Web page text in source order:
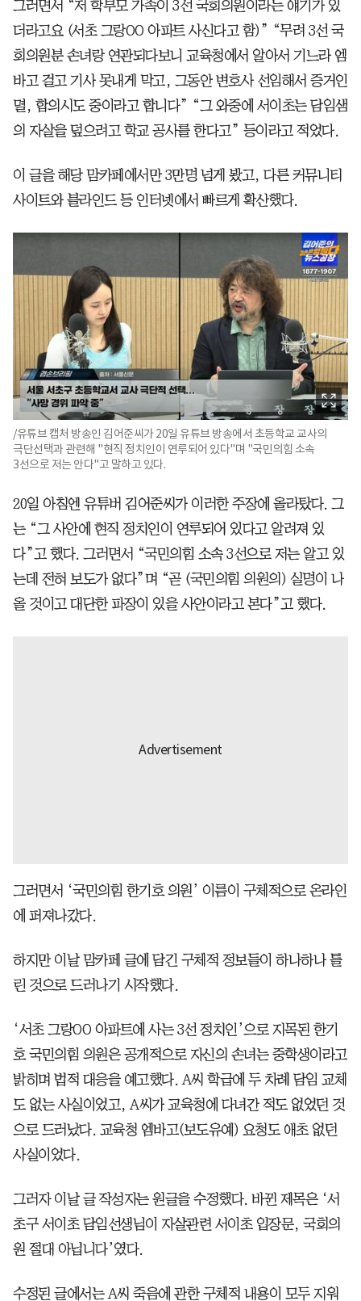
그러면서 “저 학부모 가족이 3선 국회의원이라는 얘기가 있
더라고요 (서초 그랑OO 아파트 사신다고 함)” “무려 3선 국
회의원분 손녀랑 연관되다보니 교육청에서 알아서 기느라 엠
바고 걸고 기사 못내게 막고, 그동안 변호사 선임해서 증거인
멸, 합의시도 중이라고 합니다” “그 와중에 서이초는 담임샘
의 자살을 덮으려고 학교 공사를 한다고” 등이라고 적었다.
이 글을 해당 맘카페에서만 3만명 넘게 봤고, 다른 커뮤니티
사이트와 블라인드 등 인터넷에서 빠르게 확산했다.
/유튜브 캡처 방송인 김어준씨가 20일 유튜브 방송에서 초등학교 교사의
극단선택과 관련해 "현직 정치인이 연루되어 있다"며 "국민의힘 소속
3선으로 저는 안다"고 말하고 있다.
20일 아침엔 유튜버 김어준씨가 이러한 주장에 올라탔다. 그
는 “그 사안에 현직 정치인이 연루되어 있다고 알려져 있
다”고 했다. 그러면서 “국민의힘 소속 3선으로 저는 알고 있
는데 전혀 보도가 없다”며 “곧 (국민의힘 의원의) 실명이 나
올 것이고 대단한 파장이 있을 사안이라고 본다”고 했다.
그러면서 ‘국민의힘 한기호 의원’ 이름이 구체적으로 온라인
에 퍼져나갔다.
하지만 이날 맘카페 글에 담긴 구체적 정보들이 하나하나 틀
린 것으로 드러나기 시작했다.
‘서초 그랑OO 아파트에 사는 3선 정치인’으로 지목된 한기
호 국민의힘 의원은 공개적으로 자신의 손녀는 중학생이라고
밝히며 법적 대응을 예고했다. A씨 학급에 두 차례 담임 교체
도 없는 사실이었고, A씨가 교육청에 다녀간 적도 없었던 것
으로 드러났다. 교육청 엠바고(보도유예) 요청도 애초 없던
사실이었다.
그러자 이날 글 작성자는 원글을 수정했다. 바뀐 제목은 ‘서
초구 서이초 담임선생님이 자살관련 서이초 입장문, 국회의
원 절대 아닙니다’였다.
수정된 글에서는 A씨 죽음에 관한 구체적 내용이 모두 지워